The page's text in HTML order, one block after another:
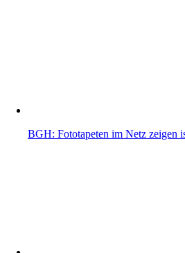
BGH: Fototapeten im Netz zeigen